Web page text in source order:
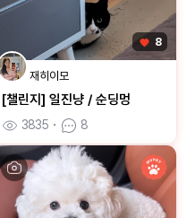
8
재히이모
[챌린지] 일진냥 / 순딩멍
3835 ㆍ 8